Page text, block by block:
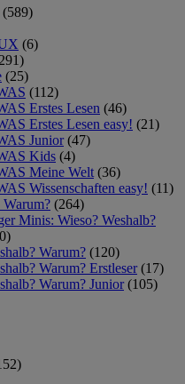
(589)
(6)
(25)
(112)
Erstes Lesen (46)
Erstes Lesen easy! (21)
Junior (47)
Kids (4)
Meine Welt (36)
Wissenschaften easy! (11)
Warum? (264)
Minis: Wieso? Weshalb?
Warum? (120)
Warum? Erstleser (17)
Warum? Junior (105)